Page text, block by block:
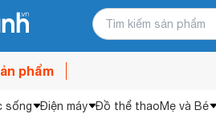
phẩm
sống Điện máy Đồ thể thaoMẹ và Bé